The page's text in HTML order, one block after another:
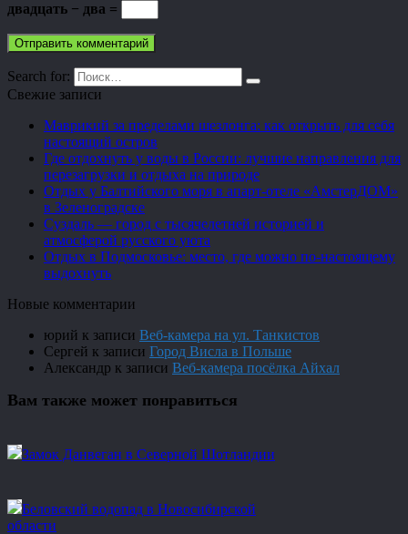
двадцать − два =
Search for:
Свежие записи
Маврикий за пределами шезлонга: как открыть для себя
настоящий остров
Где отдохнуть у воды в России: лучшие направления для
перезагрузки и отдыха на природе
Отдых у Балтийского моря в апарт-отеле «АмстерДОМ»
в Зеленоградске
Суздаль — город с тысячелетней историей и
атмосферой русского уюта
Отдых в Подмосковье: место, где можно по-настоящему
выдохнуть
Новые комментарии
юрий к записи Веб-камера на ул. Танкистов
Сергей к записи Город Висла в Польше
Александр к записи Веб-камера посёлка Айхал
Вам также может понравиться
Замок Данвеган в Северной Шотландии
Беловский водопад в Новосибирской
области